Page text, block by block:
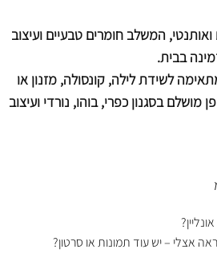
המשלב חומרים טבעיים ועיצוב
בבית.
לשידת לילה, קונסולה, מזנון או
בסגנון כפרי, בוהו, נורדי ועיצוב
אצלי – יש עוד תמונות או סרטון?